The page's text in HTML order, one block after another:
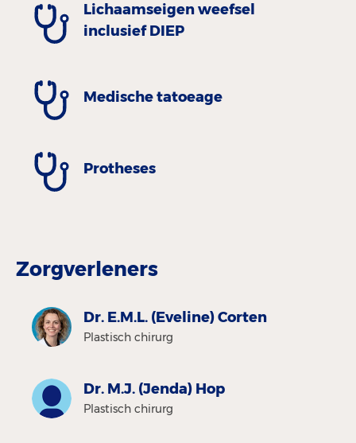
Lichaamseigen weefsel
inclusief DIEP
Medische tatoeage
Protheses
Zorgverleners
Dr. E.M.L. (Eveline) Corten
Plastisch chirurg
Dr. M.J. (Jenda) Hop
Plastisch chirurg